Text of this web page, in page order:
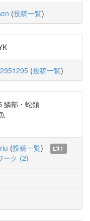
(投稿一覧)
(投稿一覧)
鱗部・蛇類
(投稿一覧)
1
ーク (2)